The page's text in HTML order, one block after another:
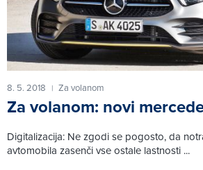
8. 5. 2018 | Za volanom
Za volanom: novi
Digitalizacija: Ne zgodi se pogosto, da
avtomobila zasenči vse ostale lastnosti ...